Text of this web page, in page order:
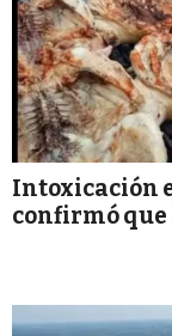
Intoxicación
confirmó que